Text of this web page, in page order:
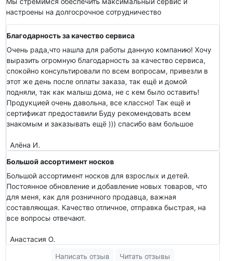
настроены на долгосрочное сотрудничество
Благодарность за качество сервиса
Очень рада,что нашла для работы данную компанию! Хочу
выразить огромную благодарность за качество сервиса,
спокойно консультировали по всем вопросам, привезли в
этот же день после оплаты заказа, так ещё и домой
подняли, так как малыш дома, не с кем было оставить!
Продукцией очень давольна, все классно! Так ещё и
сертификат предоставили Буду рекомендовать всем
знакомым и заказывать ещё ))) спасибо вам большое
Алёна И.
Большой ассортимент носков
Большой ассортимент носков для взрослых и детей.
Постоянное обновление и добавление новых товаров, что
для меня, как для розничного продавца, важная
составляющая. Качество отличное, отправка быстрая, на
все вопросы отвечают.
Анастасия О.
Написать отзыв
Читать отзывы